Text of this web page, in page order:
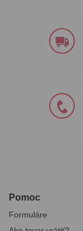
Pomoc
Formuláre